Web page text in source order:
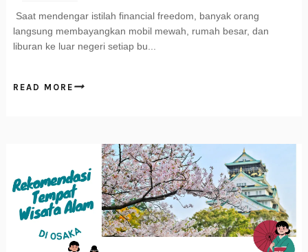
Saat mendengar istilah financial freedom, banyak orang
langsung membayangkan mobil mewah, rumah besar, dan
liburan ke luar negeri setiap bu...
READ MORE